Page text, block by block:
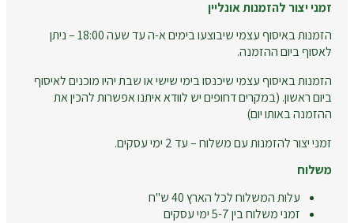
זמני יצור להזמנות אונליין
הזמנות באיסוף עצמי שיבוצעו בימים א-ה עד שעה 18:00 – ניתן
לאסוף ביום ההזמנה.
הזמנות באיסוף עצמי שיכנסו בימי שישי או שבת יהיו מוכנים לאיסוף
ביום ראשון. (במקרים דחופים יש לוודא איתנו אפשרות להכין את
ההזמנה באותו יום)
זמני יצור להזמנות עם משלוח – עד 2 ימי עסקים.
משלוח
עלות המשלוח לכל הארץ 40 ש"ח
זמני משלוח בין 5-7 ימי עסקים